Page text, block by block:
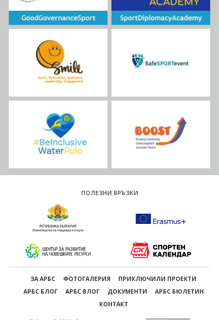
ПОЛЕЗНИ ВРЪЗКИ
ЗА АРБС ФОТОГАЛЕРИЯ
ПРИКЛЮЧИЛИ ПРОЕКТИ
АРБС БЛОГ
АРБС ВЛОГ ДОКУМЕНТИ
АРБС БЮЛЕТИН
КОНТАКТ